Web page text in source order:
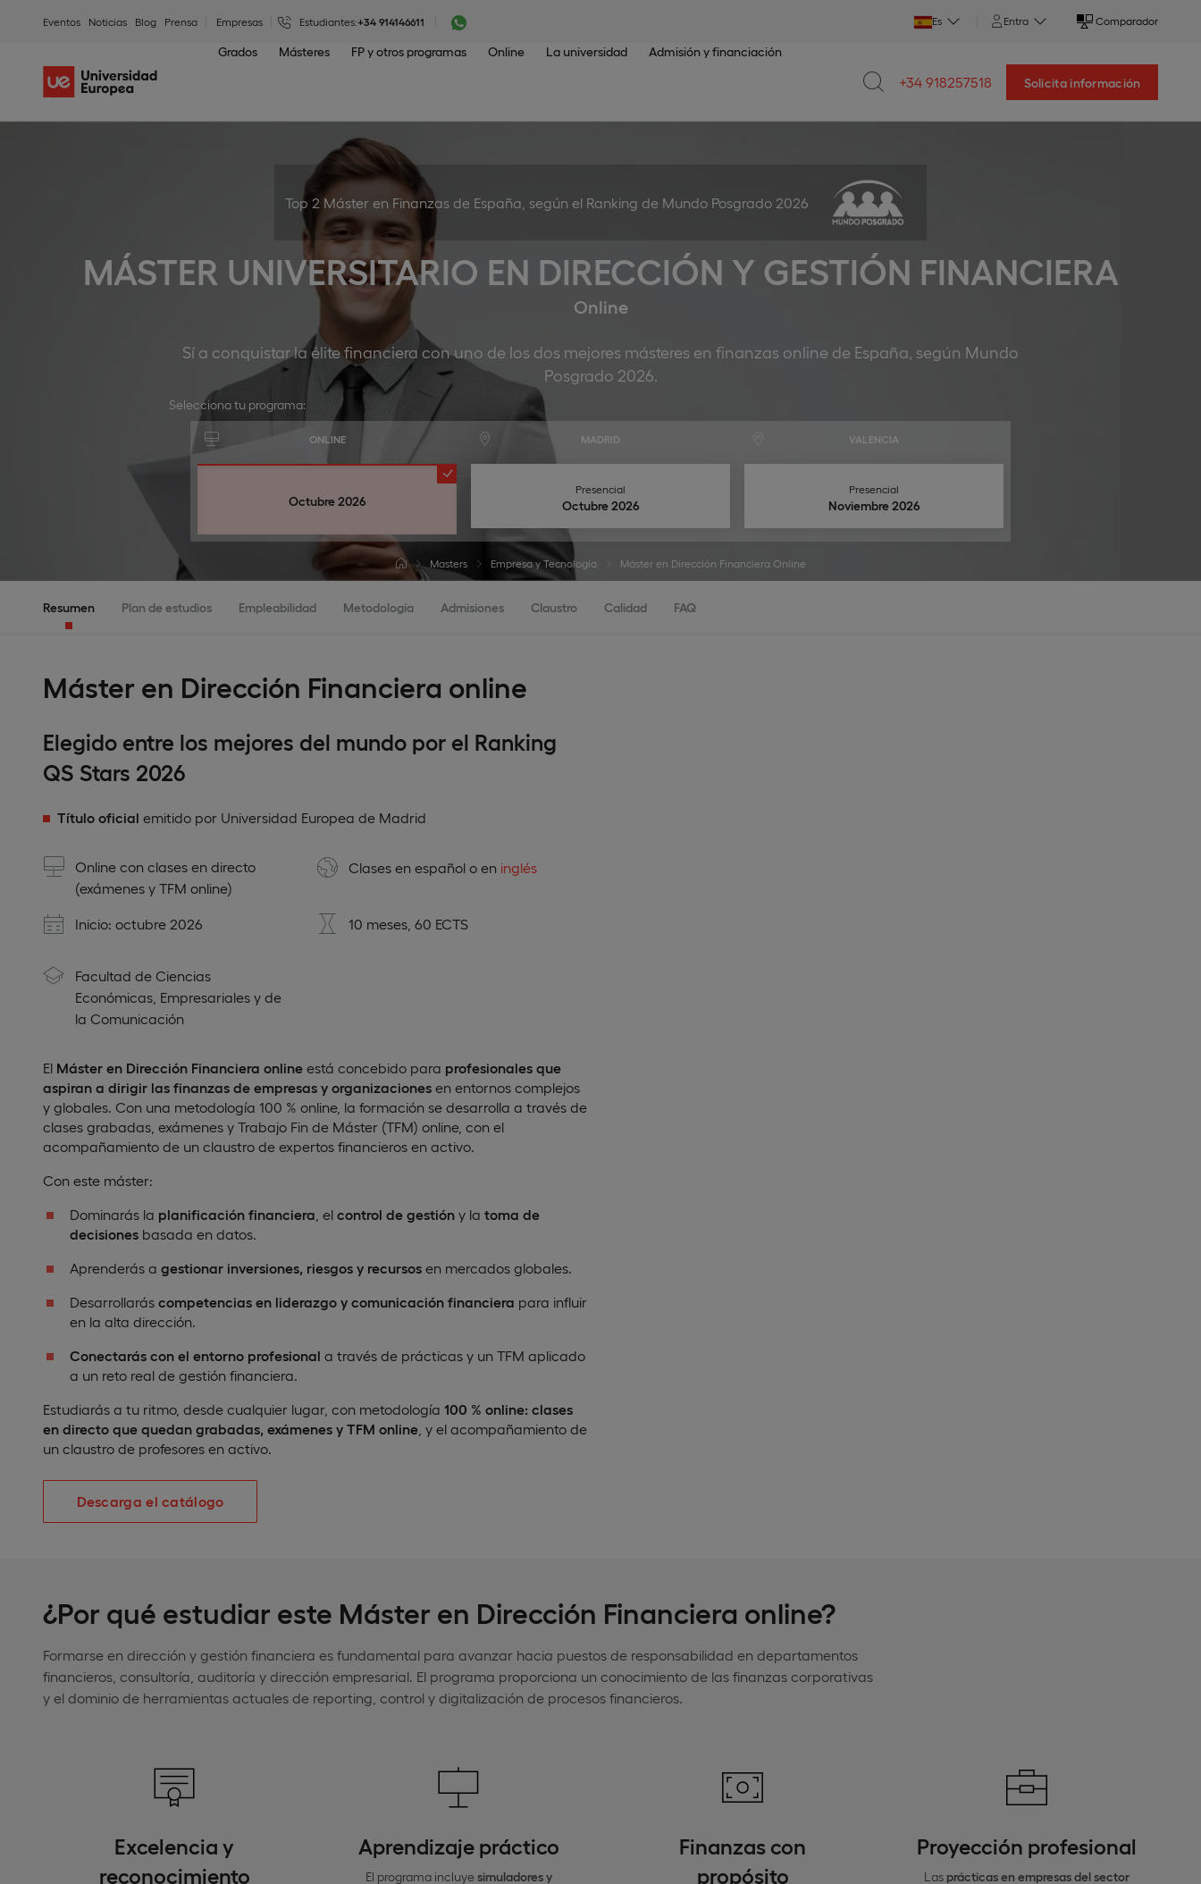
Eventos Noticias Blog Prensa Empresas Estudiantes:+34 914146611 Es Entra Comparador
Grados Másteres FP y otros programas Online La universidad Admisión y financiación
+34 918257518 Solicita información
Top 2 Máster en Finanzas de España, según el Ranking de Mundo Posgrado 2026
MÁSTER UNIVERSITARIO EN DIRECCIÓN Y GESTIÓN FINANCIERA
Online
Sí a conquistar la élite financiera con uno de los dos mejores másteres en finanzas online de España, según Mundo
Posgrado 2026.
Selecciona tu programa:
ONLINE
Octubre 2026
MADRID
Presencial
Octubre 2026
VALENCIA
Presencial
Noviembre 2026
Masters Empresa y Tecnología Máster en Dirección Financiera Online
Resumen Plan de estudios Empleabilidad Metodología Admisiones Claustro Calidad FAQ
Máster en Dirección Financiera online
Elegido entre los mejores del mundo por el Ranking
QS Stars 2026
Título oficial emitido por Universidad Europea de Madrid
Online con clases en directo
(exámenes y TFM online)
Clases en español o en inglés
Inicio: octubre 2026 10 meses, 60 ECTS
Facultad de Ciencias
Económicas, Empresariales y de
la Comunicación
El Máster en Dirección Financiera online está concebido para profesionales que
aspiran a dirigir las finanzas de empresas y organizaciones en entornos complejos
y globales. Con una metodología 100 % online, la formación se desarrolla a través de
clases grabadas, exámenes y Trabajo Fin de Máster (TFM) online, con el
acompañamiento de un claustro de expertos financieros en activo.
Con este máster:
Dominarás la planificación financiera , el control de gestión y la toma de
decisiones basada en datos.
Aprenderás a gestionar inversiones, riesgos y recursos en mercados globales.
Desarrollarás competencias en liderazgo y comunicación financiera para influir
en la alta dirección.
Conectarás con el entorno profesional a través de prácticas y un TFM aplicado
a un reto real de gestión financiera.
Estudiarás a tu ritmo, desde cualquier lugar, con metodología 100 % online: clases
en directo que quedan grabadas, exámenes y TFM online , y el acompañamiento de
un claustro de profesores en activo.
Descarga el catálogo
¿Por qué estudiar este Máster en Dirección Financiera online?
Formarse en dirección y gestión financiera es fundamental para avanzar hacia puestos de responsabilidad en departamentos
financieros, consultoría, auditoría y dirección empresarial. El programa proporciona un conocimiento de las finanzas corporativas
y el dominio de herramientas actuales de reporting, control y digitalización de procesos financieros.
Excelencia y
reconocimiento
Aprendizaje práctico
El programa incluye simuladores y
Finanzas con
propósito
Proyección profesional
Las prácticas en empresas del sector